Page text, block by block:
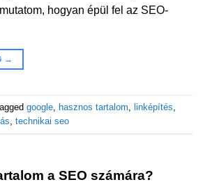
hogyan épül fel az SEO-
→
google hasznos tartalom linképítés
technikai seo
a SEO számára?